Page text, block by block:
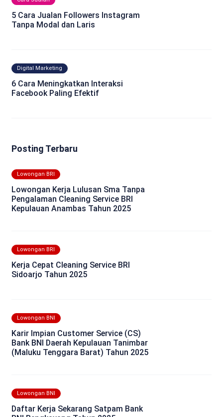
5 Cara Jualan Followers Instagram
Tanpa Modal dan Laris
Digital Marketing
6 Cara Meningkatkan Interaksi
Facebook Paling Efektif
Posting Terbaru
Lowongan BRI
Lowongan Kerja Lulusan Sma Tanpa
Pengalaman Cleaning Service BRI
Kepulauan Anambas Tahun 2025
Lowongan BRI
Kerja Cepat Cleaning Service BRI
Sidoarjo Tahun 2025
Lowongan BNI
Karir Impian Customer Service (CS)
Bank BNI Daerah Kepulauan Tanimbar
(Maluku Tenggara Barat) Tahun 2025
Lowongan BNI
Daftar Kerja Sekarang Satpam Bank